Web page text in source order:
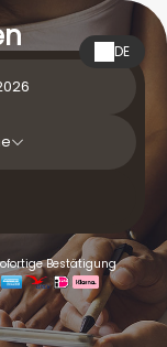
DE
Bestätigung